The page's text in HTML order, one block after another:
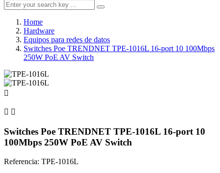
Home
Hardware
Equipos para redes de datos
Switches Poe TRENDNET TPE-1016L 16-port 10 100Mbps
250W PoE AV Switch

 
Switches Poe TRENDNET TPE-1016L 16-port 10
100Mbps 250W PoE AV Switch
Referencia: TPE-1016L